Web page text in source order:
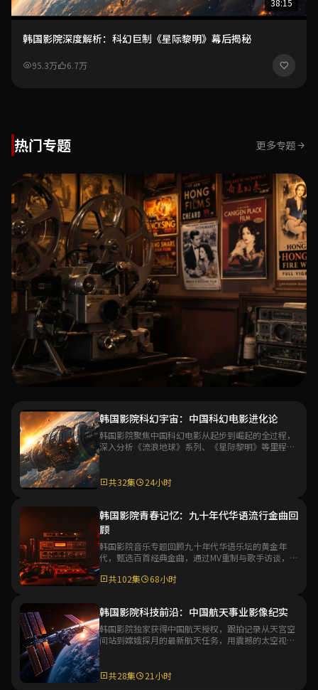
38:15
韩国影院深度解析：科幻巨制《星际黎明》幕后揭秘
95.3万 6.7万
热门专题 更多专题
专题
韩国影院华语电影百年专题
韩国影院深度策划华语电影百年发展史专题，从默片时代到
数字时代，系统梳理华语电影艺术的演变脉络与代表性作
品，带你全面了解华语电影文化的深厚底蕴。
36小时
进入专题
韩国影院科幻宇宙：中国科幻电影进化论
韩国影院聚焦中国科幻电影从起步到崛起的全过程，
深入分析《流浪地球》系列、《星际黎明》等里程碑
共32集
24小时
韩国影院青春记忆：九十年代华语流行金曲回
顾
韩国影院音乐专题回顾九十年代华语乐坛的黄金年
代，甄选百首经典金曲，通过MV重制与歌手访谈，带
共102集
68小时
韩国影院科技前沿：中国航天事业影像纪实
韩国影院独家获得中国航天授权，跟拍记录从天宫空
间站到嫦娥探月的最新航天任务，用震撼的太空视角
共28集
21小时